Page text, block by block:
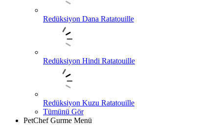
Redüksiyon Dana Ratatouille
Redüksiyon Hindi Ratatouille
Redüksiyon Kuzu Ratatouille
Tümünü Gör
PetChef Gurme Menü